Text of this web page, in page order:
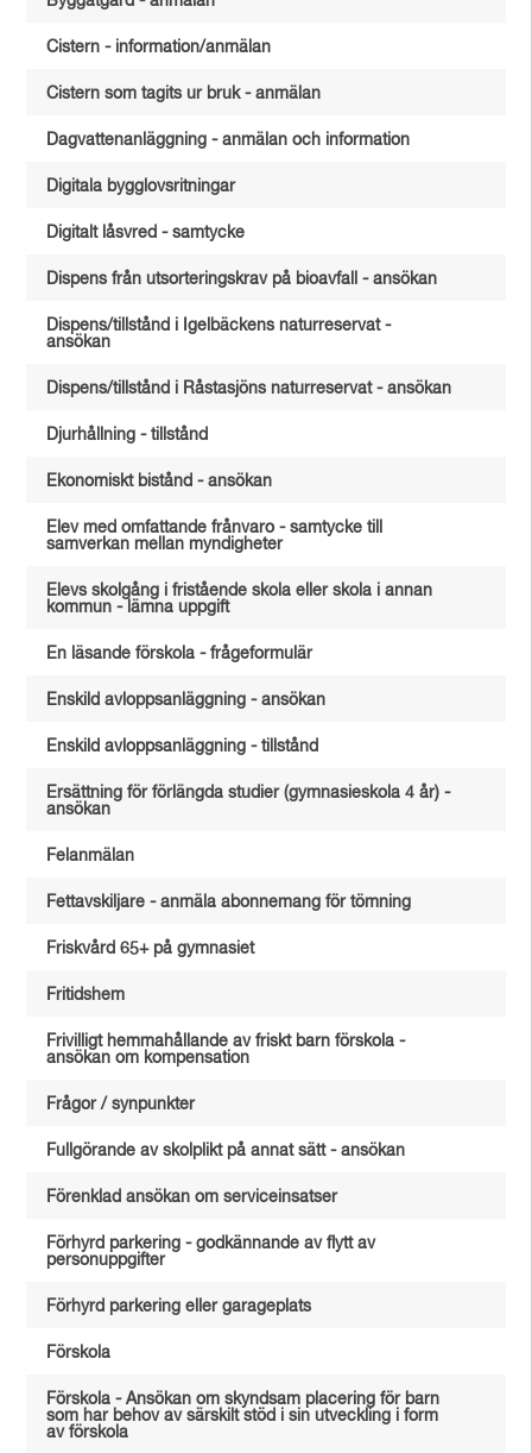
Cistern - information/anmälan
Cistern som tagits ur bruk - anmälan
Dagvattenanläggning - anmälan och information
Digitala bygglovsritningar
Digitalt låsvred - samtycke
Dispens från utsorteringskrav på bioavfall - ansökan
Dispens/tillstånd i Igelbäckens naturreservat -
ansökan
Dispens/tillstånd i Råstasjöns naturreservat - ansökan
Djurhållning - tillstånd
Ekonomiskt bistånd - ansökan
Elev med omfattande frånvaro - samtycke till
samverkan mellan myndigheter
Elevs skolgång i fristående skola eller skola i annan
kommun - lämna uppgift
En läsande förskola - frågeformulär
Enskild avloppsanläggning - ansökan
Enskild avloppsanläggning - tillstånd
Ersättning för förlängda studier (gymnasieskola 4 år) -
ansökan
Felanmälan
Fettavskiljare - anmäla abonnemang för tömning
Friskvård 65+ på gymnasiet
Fritidshem
Frivilligt hemmahållande av friskt barn förskola -
ansökan om kompensation
Frågor / synpunkter
Fullgörande av skolplikt på annat sätt - ansökan
Förenklad ansökan om serviceinsatser
Förhyrd parkering - godkännande av flytt av
personuppgifter
Förhyrd parkering eller garageplats
Förskola
Förskola - Ansökan om skyndsam placering för barn
som har behov av särskilt stöd i sin utveckling i form
av förskola